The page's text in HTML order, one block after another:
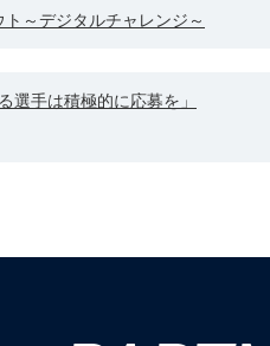
～デジタルチャレンジ～
選手は積極的に応募を」